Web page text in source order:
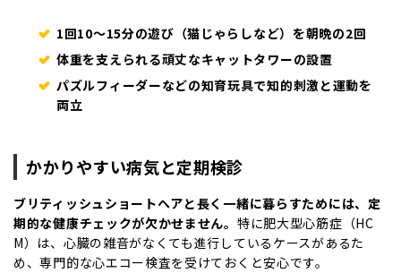
1回10〜15分の遊び（猫じゃらしなど）を朝晩の2回
体重を支えられる頑丈なキャットタワーの設置
パズルフィーダーなどの知育玩具で知的刺激と運動を
両立
かかりやすい病気と定期検診
ブリティッシュショートヘアと長く一緒に暮らすためには、定
期的な健康チェックが欠かせません。 特に肥大型心筋症（HC
M）は、心臓の雑音がなくても進行しているケースがあるた
め、専門的な心エコー検査を受けておくと安心です。